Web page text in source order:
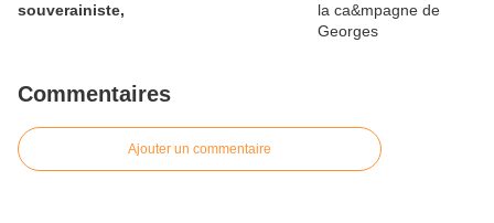
souverainiste,
Commentaires
Ajouter un commentaire